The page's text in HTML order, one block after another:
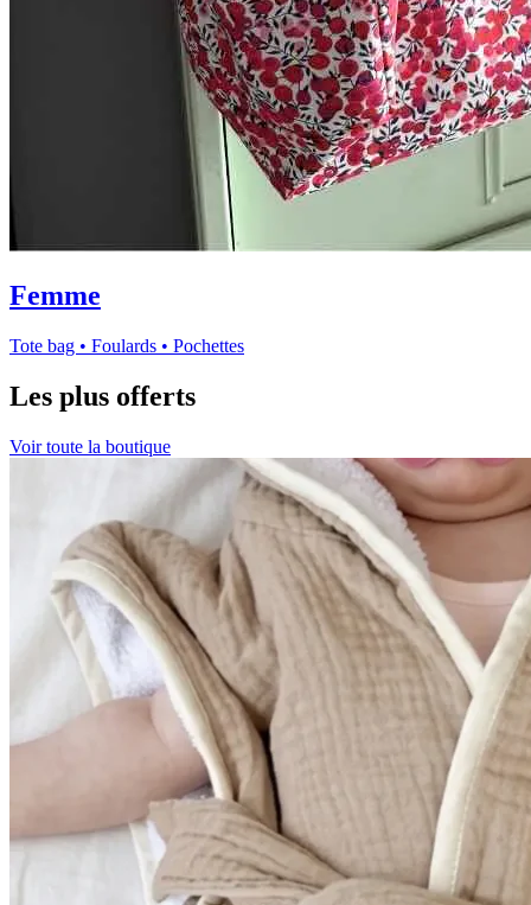
Femme
Tote bag • Foulards • Pochettes
Les plus offerts
Voir toute la boutique